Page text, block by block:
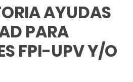
AYUDAS
PARA
FPI-UPV Y/O